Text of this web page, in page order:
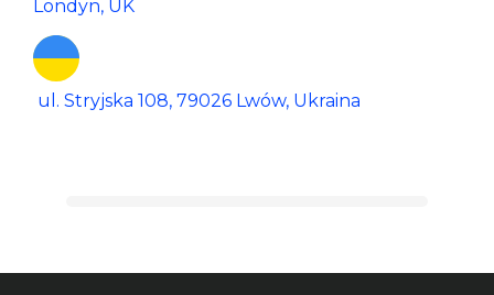
ul. Stryjska 108, 79026 Lwów, Ukraina